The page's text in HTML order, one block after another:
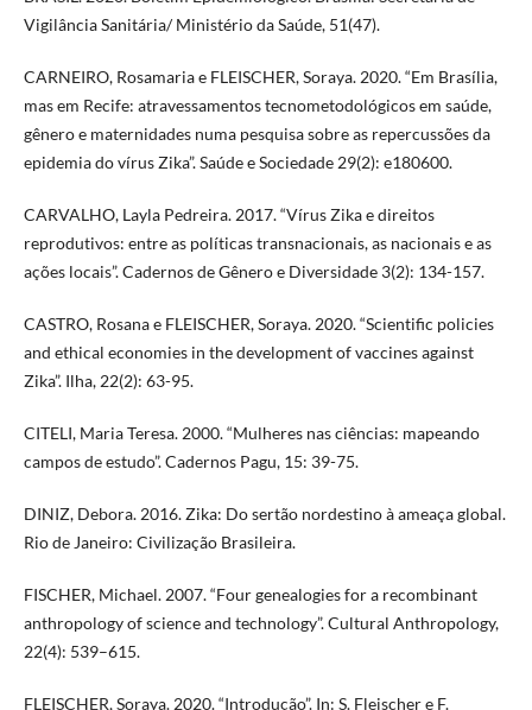
Vigilância Sanitária/ Ministério da Saúde, 51(47).
CARNEIRO, Rosamaria e FLEISCHER, Soraya. 2020. “Em Brasília,
mas em Recife: atravessamentos tecnometodológicos em saúde,
gênero e maternidades numa pesquisa sobre as repercussões da
epidemia do vírus Zika”. Saúde e Sociedade 29(2): e180600.
CARVALHO, Layla Pedreira. 2017. “Vírus Zika e direitos
reprodutivos: entre as políticas transnacionais, as nacionais e as
ações locais”. Cadernos de Gênero e Diversidade 3(2): 134-157.
CASTRO, Rosana e FLEISCHER, Soraya. 2020. “Scientific policies
and ethical economies in the development of vaccines against
Zika”. Ilha, 22(2): 63-95.
CITELI, Maria Teresa. 2000. “Mulheres nas ciências: mapeando
campos de estudo”. Cadernos Pagu, 15: 39-75.
DINIZ, Debora. 2016. Zika: Do sertão nordestino à ameaça global.
Rio de Janeiro: Civilização Brasileira.
FISCHER, Michael. 2007. “Four genealogies for a recombinant
anthropology of science and technology”. Cultural Anthropology,
22(4): 539–615.
FLEISCHER, Soraya. 2020. “Introdução”. In: S. Fleischer e F.